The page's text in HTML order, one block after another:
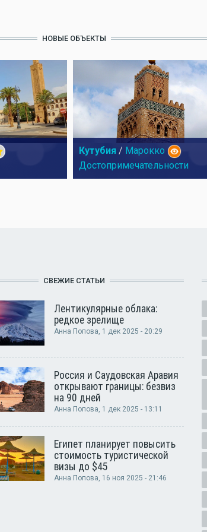
НОВЫЕ ОБЪЕКТЫ
Кутубия / Марокко
Достопримечательности
СВЕЖИЕ СТАТЬИ
Лентикулярные облака:
редкое зрелище
Анна Попова, 1 дек 2025 - 20:29
Россия и Саудовская Аравия
открывают границы: безвиз
на 90 дней
Анна Попова, 1 дек 2025 - 13:11
Египет планирует повысить
стоимость туристической
визы до $45
Анна Попова, 16 ноя 2025 - 21:46